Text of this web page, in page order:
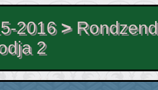
2016>
2